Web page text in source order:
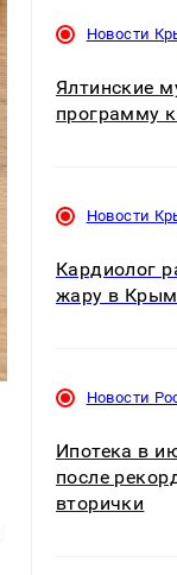
Новости
Ялтинские
программу
Новости
Кардиолог
жару в
Новости
Ипотека в
после
вторички